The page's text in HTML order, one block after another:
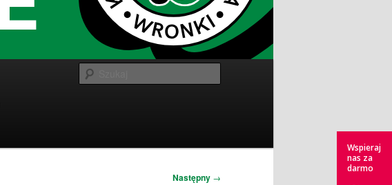
Następny →
Wspieraj
nas za
darmo